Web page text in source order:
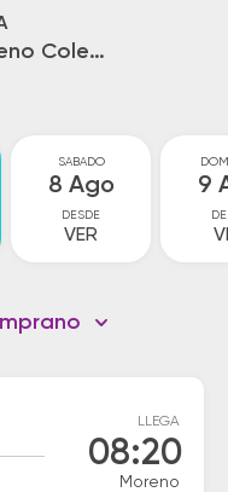
Moreno Colectora
SABADO
8 Ago
DESDE
VER
9
LLEGA
08:20
Moreno